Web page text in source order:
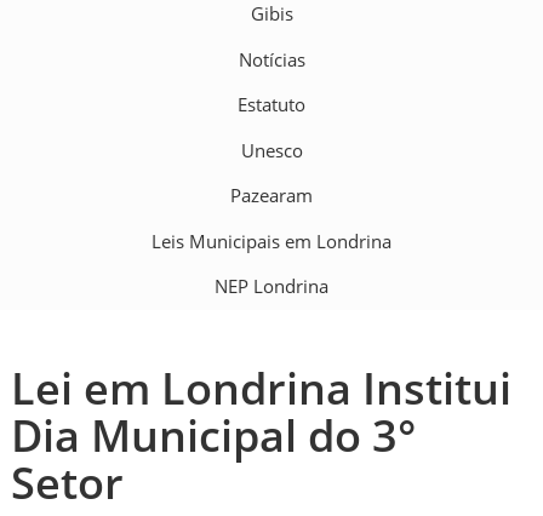
Gibis
Notícias
Estatuto
Unesco
Pazearam
Leis Municipais em Londrina
NEP Londrina
Lei em Londrina Institui
Dia Municipal do 3°
Setor